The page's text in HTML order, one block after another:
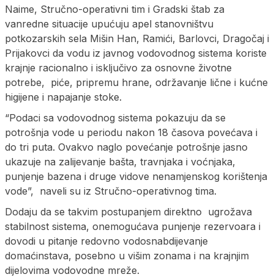
Naime, Stručno-operativni tim i Gradski štab za
vanredne situacije upućuju apel stanovništvu
potkozarskih sela Mišin Han, Ramići, Barlovci, Dragočaj i
Prijakovci da vodu iz javnog vodovodnog sistema koriste
krajnje racionalno i isključivo za osnovne životne
potrebe, piće, pripremu hrane, održavanje lične i kućne
higijene i napajanje stoke.
“Podaci sa vodovodnog sistema pokazuju da se
potrošnja vode u periodu nakon 18 časova povećava i
do tri puta. Ovakvo naglo povećanje potrošnje jasno
ukazuje na zalijevanje bašta, travnjaka i voćnjaka,
punjenje bazena i druge vidove nenamjenskog korištenja
vode”, naveli su iz Stručno-operativnog tima.
Dodaju da se takvim postupanjem direktno ugrožava
stabilnost sistema, onemogućava punjenje rezervoara i
dovodi u pitanje redovno vodosnabdijevanje
domaćinstava, posebno u višim zonama i na krajnjim
dijelovima vodovodne mreže.